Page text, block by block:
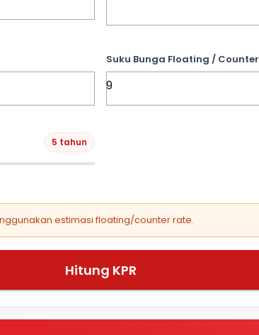
Suku Bunga Floating /
5 tahun
estimasi floating/counter rate.
Hitung KPR